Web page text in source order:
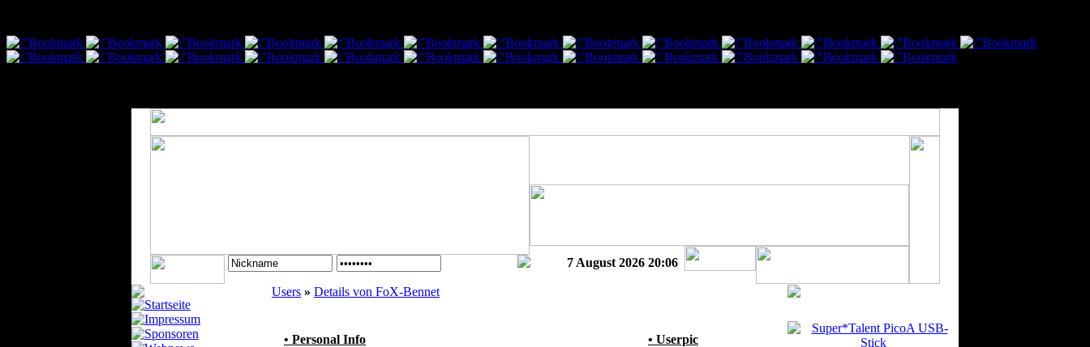
7 August 2026 20:06
Users » Details von FoX-Bennet
• Personal Info
• Userpic